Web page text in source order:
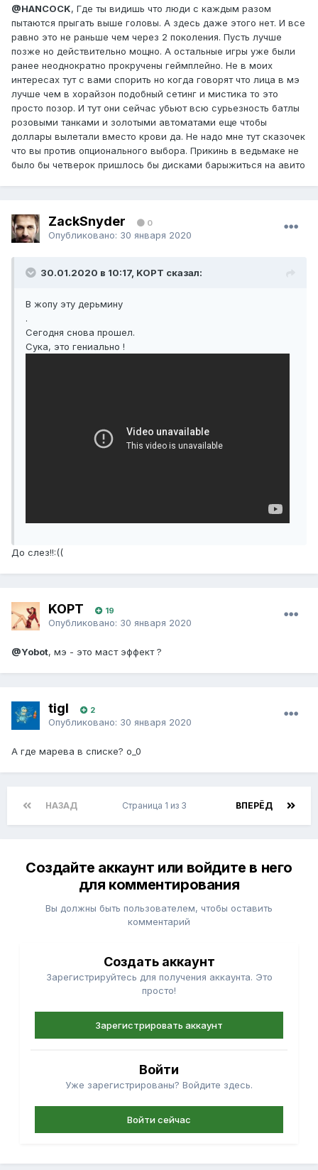
@HANCOCK, Где ты видишь что люди с каждым разом
пытаются прыгать выше головы. А здесь даже этого нет. И все
равно это не раньше чем через 2 поколения. Пусть лучше
позже но действительно мощно. А остальные игры уже были
ранее неоднократно прокручены геймплейно. Не в моих
интересах тут с вами спорить но когда говорят что лица в мэ
лучше чем в хорайзон подобный сетинг и мистика то это
просто позор. И тут они сейчас убьют всю сурьезность батлы
розовыми танками и золотыми автоматами еще чтобы
доллары вылетали вместо крови да. Не надо мне тут сказочек
что вы против опционального выбора. Прикинь в ведьмаке не
было бы четверок пришлось бы дисками барыжиться на авито
ZackSnyder 0
Опубликовано: 30 января 2020
30.01.2020 в 10:17, KOPT сказал:
В жопу эту дерьмину
.
Сегодня снова прошел.
Сука, это гениально !
До слез!!:((
KOPT 19
Опубликовано: 30 января 2020
@Yobot, мэ - это маст эффект ?
tigI 2
Опубликовано: 30 января 2020
А где марева в списке? о_0
НАЗАД ВПЕРЁД
Страница 1 из 3
Создайте аккаунт или войдите в него
для комментирования
Вы должны быть пользователем, чтобы оставить
комментарий
Создать аккаунт
Зарегистрируйтесь для получения аккаунта. Это
просто!
Зарегистрировать аккаунт
Войти
Уже зарегистрированы? Войдите здесь.
Войти сейчас